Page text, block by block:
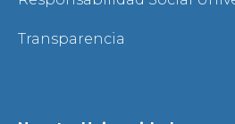
Transparencia